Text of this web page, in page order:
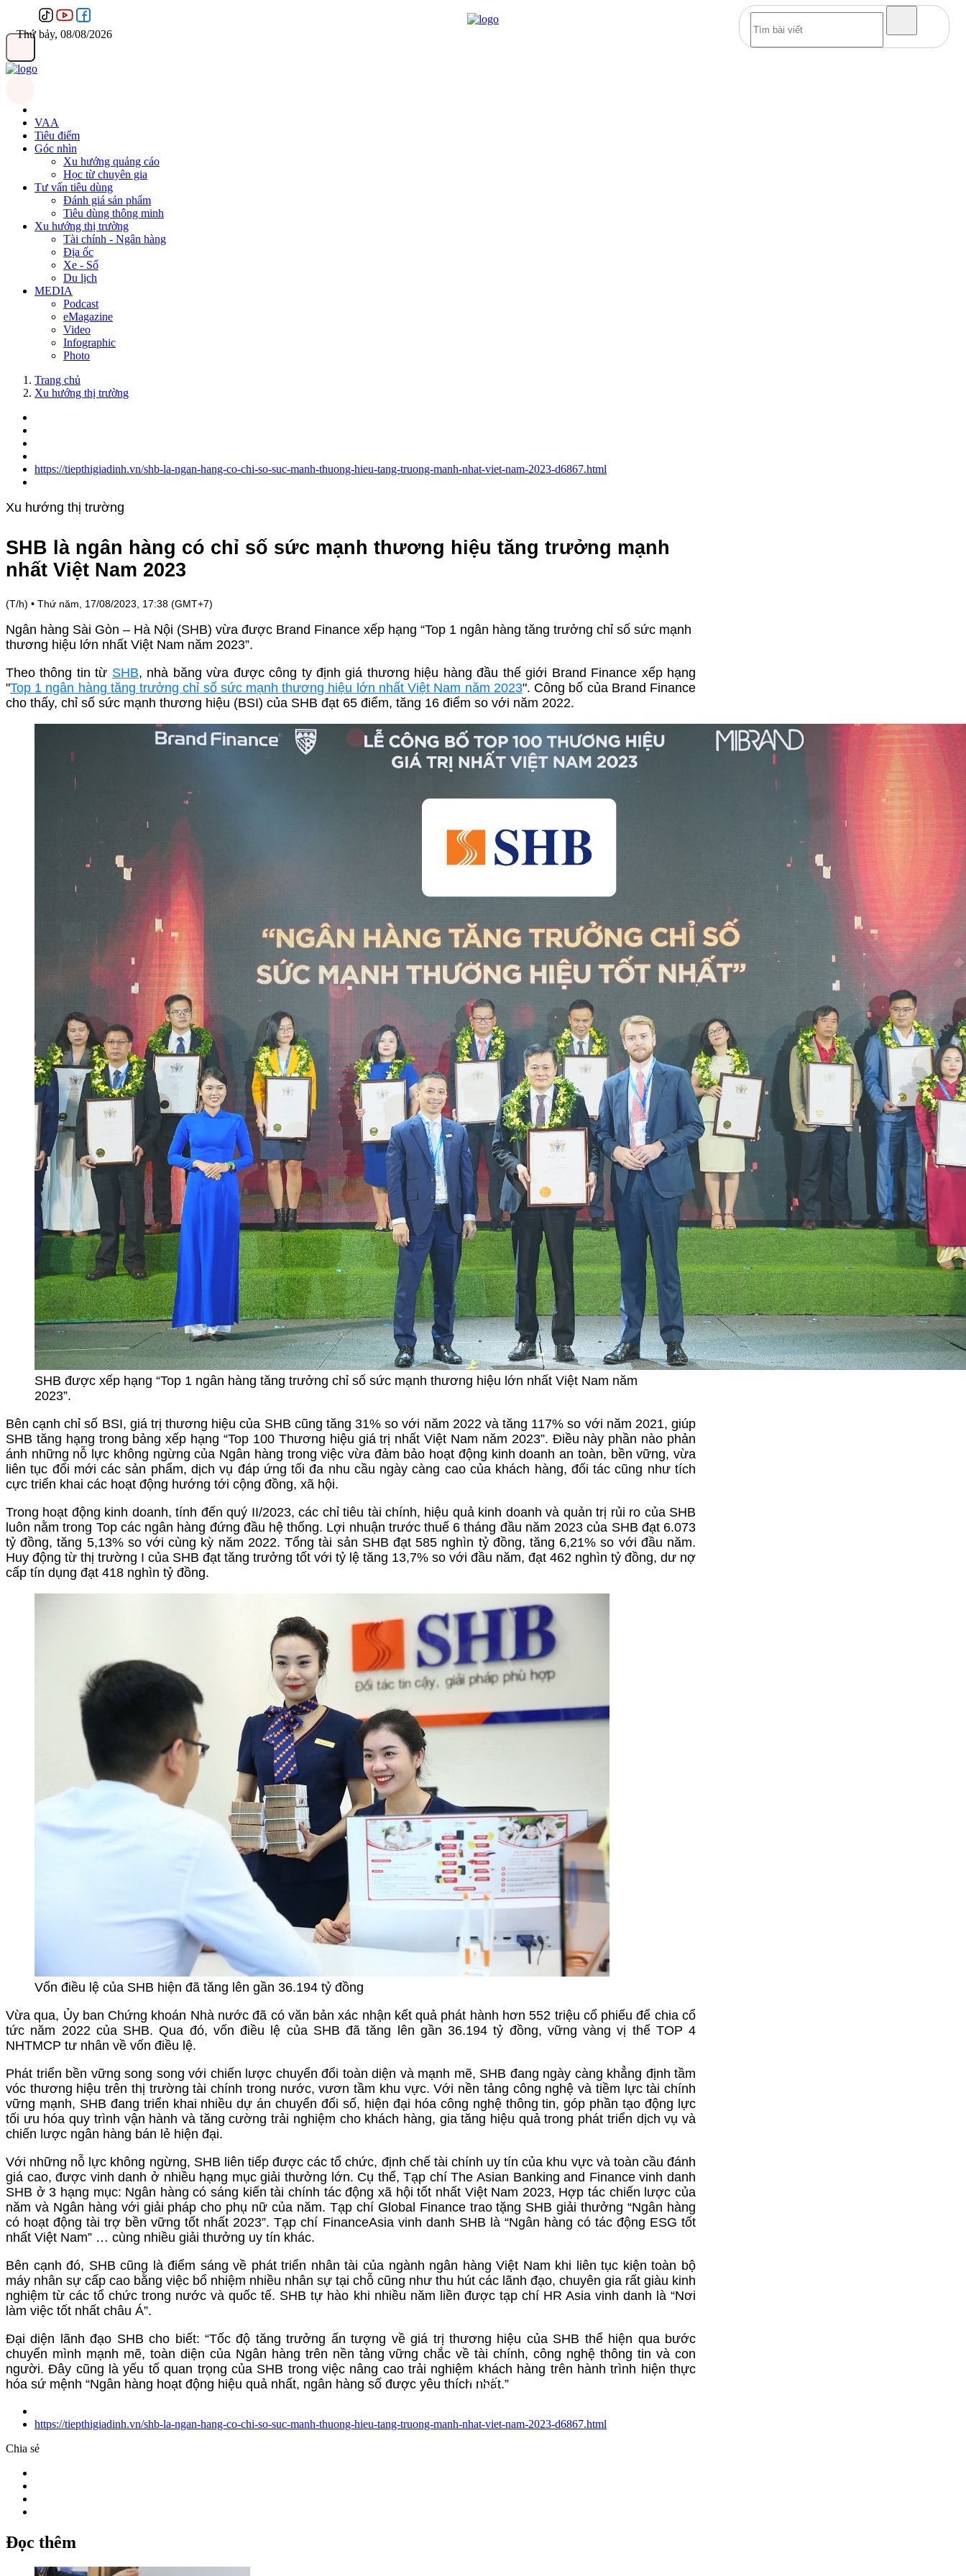
Thứ bảy, 08/08/2026
VAA
Tiêu điểm
Góc nhìn
Xu hướng quảng cáo
Học từ chuyên gia
Tư vấn tiêu dùng
Đánh giá sản phẩm
Tiêu dùng thông minh
Xu hướng thị trường
Tài chính - Ngân hàng
Địa ốc
Xe - Số
Du lịch
MEDIA
Podcast
eMagazine
Video
Infographic
Photo
Trang chủ
Xu hướng thị trường
https://tiepthigiadinh.vn/shb-la-ngan-hang-co-chi-so-suc-manh-thuong-hieu-tang-truong-manh-nhat-viet-nam-2023-d6867.html
Xu hướng thị trường
SHB là ngân hàng có chỉ số sức mạnh thương hiệu tăng trưởng mạnh
nhất Việt Nam 2023
(T/h) • Thứ năm, 17/08/2023, 17:38 (GMT+7)
Ngân hàng Sài Gòn – Hà Nội (SHB) vừa được Brand Finance xếp hạng “Top 1 ngân hàng tăng trưởng chỉ số sức mạnh
thương hiệu lớn nhất Việt Nam năm 2023”.
Theo thông tin từ SHB, nhà băng vừa được công ty định giá thương hiệu hàng đầu thế giới Brand Finance xếp hạng
"Top 1 ngân hàng tăng trưởng chỉ số sức mạnh thương hiệu lớn nhất Việt Nam năm 2023". Công bố của Brand Finance
cho thấy, chỉ số sức mạnh thương hiệu (BSI) của SHB đạt 65 điểm, tăng 16 điểm so với năm 2022.
SHB được xếp hạng “Top 1 ngân hàng tăng trưởng chỉ số sức mạnh thương hiệu lớn nhất Việt Nam năm
2023”.
Bên cạnh chỉ số BSI, giá trị thương hiệu của SHB cũng tăng 31% so với năm 2022 và tăng 117% so với năm 2021, giúp
SHB tăng hạng trong bảng xếp hạng “Top 100 Thương hiệu giá trị nhất Việt Nam năm 2023”. Điều này phần nào phản
ánh những nỗ lực không ngừng của Ngân hàng trong việc vừa đảm bảo hoạt động kinh doanh an toàn, bền vững, vừa
liên tục đổi mới các sản phẩm, dịch vụ đáp ứng tối đa nhu cầu ngày càng cao của khách hàng, đối tác cũng như tích
cực triển khai các hoạt động hướng tới cộng đồng, xã hội.
Trong hoạt động kinh doanh, tính đến quý II/2023, các chỉ tiêu tài chính, hiệu quả kinh doanh và quản trị rủi ro của SHB
luôn nằm trong Top các ngân hàng đứng đầu hệ thống. Lợi nhuận trước thuế 6 tháng đầu năm 2023 của SHB đạt 6.073
tỷ đồng, tăng 5,13% so với cùng kỳ năm 2022. Tổng tài sản SHB đạt 585 nghìn tỷ đồng, tăng 6,21% so với đầu năm.
Huy động từ thị trường I của SHB đạt tăng trưởng tốt với tỷ lệ tăng 13,7% so với đầu năm, đạt 462 nghìn tỷ đồng, dư nợ
cấp tín dụng đạt 418 nghìn tỷ đồng.
Vốn điều lệ của SHB hiện đã tăng lên gần 36.194 tỷ đồng
Vừa qua, Ủy ban Chứng khoán Nhà nước đã có văn bản xác nhận kết quả phát hành hơn 552 triệu cổ phiếu để chia cổ
tức năm 2022 của SHB. Qua đó, vốn điều lệ của SHB đã tăng lên gần 36.194 tỷ đồng, vững vàng vị thế TOP 4
NHTMCP tư nhân về vốn điều lệ.
Phát triển bền vững song song với chiến lược chuyển đổi toàn diện và mạnh mẽ, SHB đang ngày càng khẳng định tầm
vóc thương hiệu trên thị trường tài chính trong nước, vươn tầm khu vực. Với nền tảng công nghệ và tiềm lực tài chính
vững mạnh, SHB đang triển khai nhiều dự án chuyển đổi số, hiện đại hóa công nghệ thông tin, góp phần tạo động lực
tối ưu hóa quy trình vận hành và tăng cường trải nghiệm cho khách hàng, gia tăng hiệu quả trong phát triển dịch vụ và
chiến lược ngân hàng bán lẻ hiện đại.
Với những nỗ lực không ngừng, SHB liên tiếp được các tổ chức, định chế tài chính uy tín của khu vực và toàn cầu đánh
giá cao, được vinh danh ở nhiều hạng mục giải thưởng lớn. Cụ thể, Tạp chí The Asian Banking and Finance vinh danh
SHB ở 3 hạng mục: Ngân hàng có sáng kiến tài chính tác động xã hội tốt nhất Việt Nam 2023, Hợp tác chiến lược của
năm và Ngân hàng với giải pháp cho phụ nữ của năm. Tạp chí Global Finance trao tặng SHB giải thưởng “Ngân hàng
có hoạt động tài trợ bền vững tốt nhất 2023”. Tạp chí FinanceAsia vinh danh SHB là “Ngân hàng có tác động ESG tốt
nhất Việt Nam” … cùng nhiều giải thưởng uy tín khác.
Bên cạnh đó, SHB cũng là điểm sáng về phát triển nhân tài của ngành ngân hàng Việt Nam khi liên tục kiện toàn bộ
máy nhân sự cấp cao bằng việc bổ nhiệm nhiều nhân sự tại chỗ cũng như thu hút các lãnh đạo, chuyên gia rất giàu kinh
nghiệm từ các tổ chức trong nước và quốc tế. SHB tự hào khi nhiều năm liền được tạp chí HR Asia vinh danh là “Nơi
làm việc tốt nhất châu Á”.
Đại diện lãnh đạo SHB cho biết: “Tốc độ tăng trưởng ấn tượng về giá trị thương hiệu của SHB thể hiện qua bước
chuyển mình mạnh mẽ, toàn diện của Ngân hàng trên nền tảng vững chắc về tài chính, công nghệ thông tin và con
người. Đây cũng là yếu tố quan trọng của SHB trong việc nâng cao trải nghiệm khách hàng trên hành trình hiện thực
hóa sứ mệnh “Ngân hàng hoạt động hiệu quả nhất, ngân hàng số được yêu thích nhất.”
https://tiepthigiadinh.vn/shb-la-ngan-hang-co-chi-so-suc-manh-thuong-hieu-tang-truong-manh-nhat-viet-nam-2023-d6867.html
Chia sẻ
Đọc thêm